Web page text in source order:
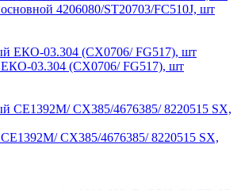
4206080/ST20703/FC510J, шт
03.304 (СХ0706/ FG517), шт
CX385/4676385/ 8220515 SX,